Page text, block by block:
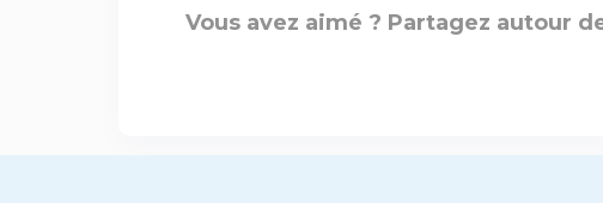
Vous avez aimé ? Partagez autour